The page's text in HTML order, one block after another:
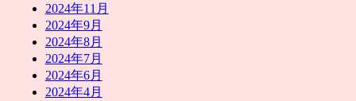
2024年11月
2024年9月
2024年8月
2024年7月
2024年6月
2024年4月